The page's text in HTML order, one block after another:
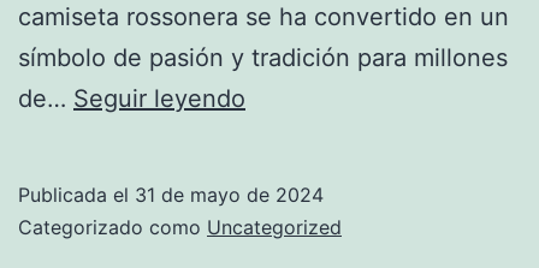
camiseta rossonera se ha convertido en un
símbolo de pasión y tradición para millones
de… Seguir leyendo
Publicada el 31 de mayo de 2024
Categorizado como Uncategorized